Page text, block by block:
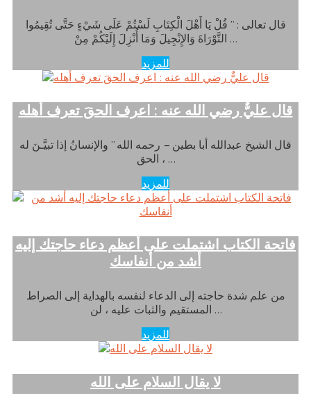
قال تعالى : ” قُلْ يَا أَهْلَ الْكِتَابِ لَسْتُمْ عَلَى شَيْءٍ حَتَّى تُقِيمُوا
التَّوْرَاةَ وَالإِنْجِيلَ وَمَا أُنْزِلَ إِلَيْكُمْ مِنْ …
للمزيد
قال عليٌّ رضي الله عنه : اعرف الحقَ تعرف أهله
قال الشيخ عبدالله أبا بطين – رحمه الله ” والإنسانُ إذا تبيَّـنَ له
الحق ، …
للمزيد
فاتحة الكتاب اشتملت على أعظم دعاء حاجتك إليه
أشد من أنفاسك
من علم شدة حاجته إلى الدعاء لنفسه بالهداية إلى الصراط
المستقيم والثبات عليه ، لن …
للمزيد
لا يقال السلام على الله